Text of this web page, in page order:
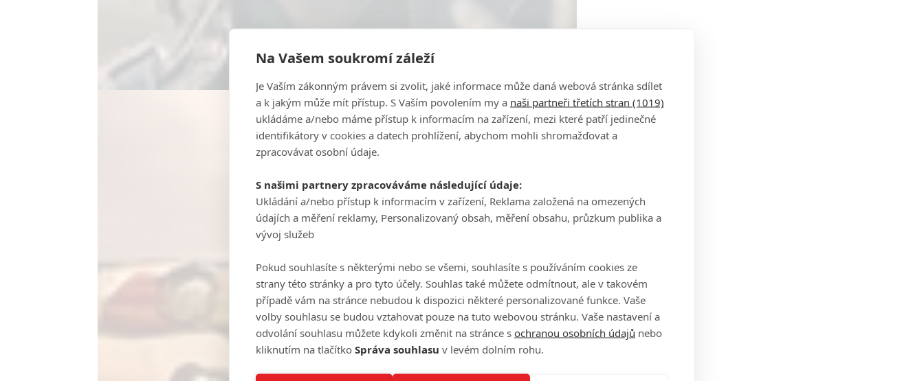
Na Vašem soukromí záleží
Je Vaším zákonným právem si zvolit, jaké informace může daná webová stránka sdílet
a k jakým může mít přístup. S Vaším povolením my a naši partneři třetích stran (1019)
ukládáme a/nebo máme přístup k informacím na zařízení, mezi které patří jedinečné
identifikátory v cookies a datech prohlížení, abychom mohli shromažďovat a
zpracovávat osobní údaje.
S našimi partnery zpracováváme následující údaje:
Ukládání a/nebo přístup k informacím v zařízení, Reklama založená na omezených
údajích a měření reklamy, Personalizovaný obsah, měření obsahu, průzkum publika a
vývoj služeb
Pokud souhlasíte s některými nebo se všemi, souhlasíte s používáním cookies ze
strany této stránky a pro tyto účely. Souhlas také můžete odmítnout, ale v takovém
případě vám na stránce nebudou k dispozici některé personalizované funkce. Vaše
volby souhlasu se budou vztahovat pouze na tuto webovou stránku. Vaše nastavení a
odvolání souhlasu můžete kdykoli změnit na stránce s ochranou osobních údajů nebo
kliknutím na tlačítko Správa souhlasu v levém dolním rohu.